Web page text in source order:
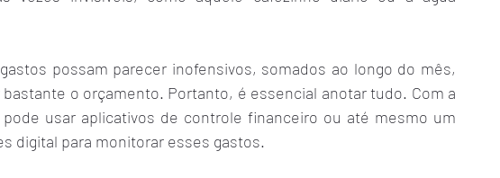
possam parecer inofensivos, somados ao longo do mês,
o orçamento. Portanto, é essencial anotar tudo. Com a
usar aplicativos de controle financeiro ou até mesmo um
digital para monitorar esses gastos.